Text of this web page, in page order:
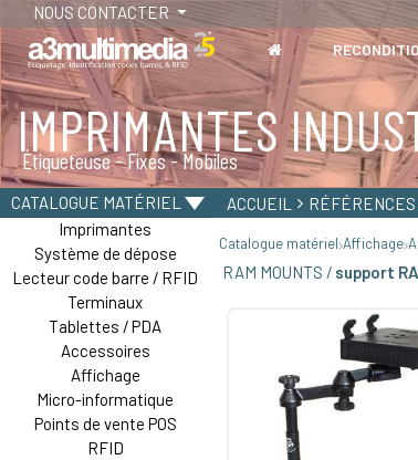
NOUS CONTACTER
IMPRIMANTES
Étiqueteuse - Fixes - Mobiles
CATALOGUE MATÉRIEL
Imprimantes
Système de dépose
Lecteur code barre / RFID
Terminaux
Tablettes / PDA
Accessoires
Affichage
Micro-informatique
Points de vente POS
RFID
ACCUEIL RÉFÉRENCES
Catalogue matériel Affichage
RAM MOUNTS / support